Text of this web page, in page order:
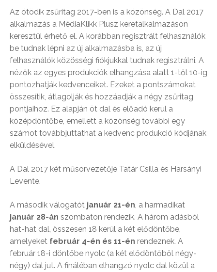
Az ötödik zsűritag 2017-ben is a közönség. A Dal 2017
alkalmazás a MédiaKlikk Plusz keretalkalmazáson
keresztül érhető el. A korábban regisztrált felhasználók
be tudnak lépni az új alkalmazásba is, az új
felhasználók közösségi fiókjukkal tudnak regisztrálni. A
nézők az egyes produkciók elhangzása alatt 1-től 10-ig
pontozhatják kedvenceiket. Ezeket a pontszámokat
összesítik, átlagolják és hozzáadják a négy zsűritag
pontjaihoz. Ez alapján öt dal és előadó kerül a
középdöntőbe, emellett a közönség további egy
számot továbbjuttathat a kedvenc produkció kódjának
elküldésével.
A Dal 2017 két műsorvezetője Tatár Csilla és Harsányi
Levente.
A második válogatót január 21-én , a harmadikat
január 28-án szombaton rendezik. A három adásból
hat-hat dal, összesen 18 kerül a két elődöntőbe,
amelyeket február 4-én és 11-én rendeznek. A
február 18-i döntőbe nyolc (a két elődöntőből négy-
négy) dal jut. A fináléban elhangzó nyolc dal közül a